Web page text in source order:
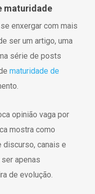
maturidade
enxergar com mais
ser um artigo, uma
série de posts
maturidade de
opinião vaga por
mostra como
discurso, canais e
apenas
de evolução.